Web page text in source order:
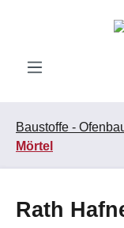
Zum Hauptinhalt
Baustoffe -
Mörtel
Rath